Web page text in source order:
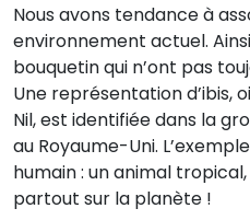
Nous avons tendance à
environnement actuel.
bouquetin qui n’ont pas
Une représentation d’ibis,
Nil, est identifiée dans la
au Royaume-Uni.
humain : un animal
partout sur la planète !